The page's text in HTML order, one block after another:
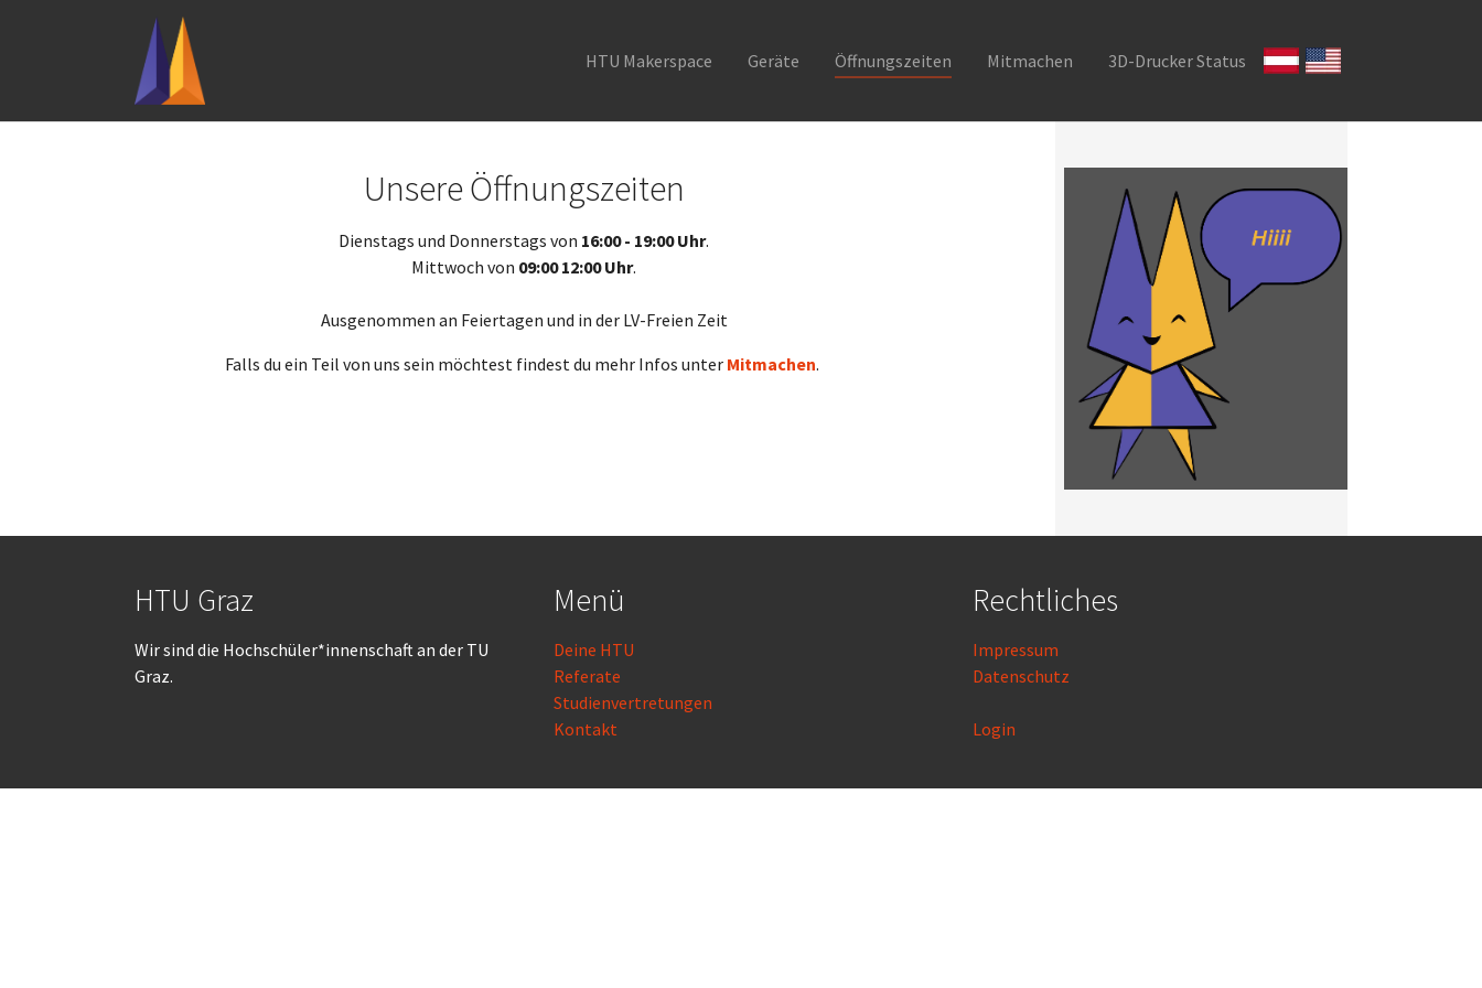
HTU Makerspace Geräte Öffnungszeiten Mitmachen 3D-Drucker Status
Unsere Öffnungszeiten
Dienstags und Donnerstags von 16:00 - 19:00 Uhr.
Mittwoch von 09:00 12:00 Uhr.
Ausgenommen an Feiertagen und in der LV-Freien Zeit
Falls du ein Teil von uns sein möchtest findest du mehr Infos unter Mitmachen.
HTU Graz
Wir sind die Hochschüler*innenschaft an der TU
Graz.
Menü
Deine HTU
Referate
Studienvertretungen
Kontakt
Rechtliches
Impressum
Datenschutz
Login